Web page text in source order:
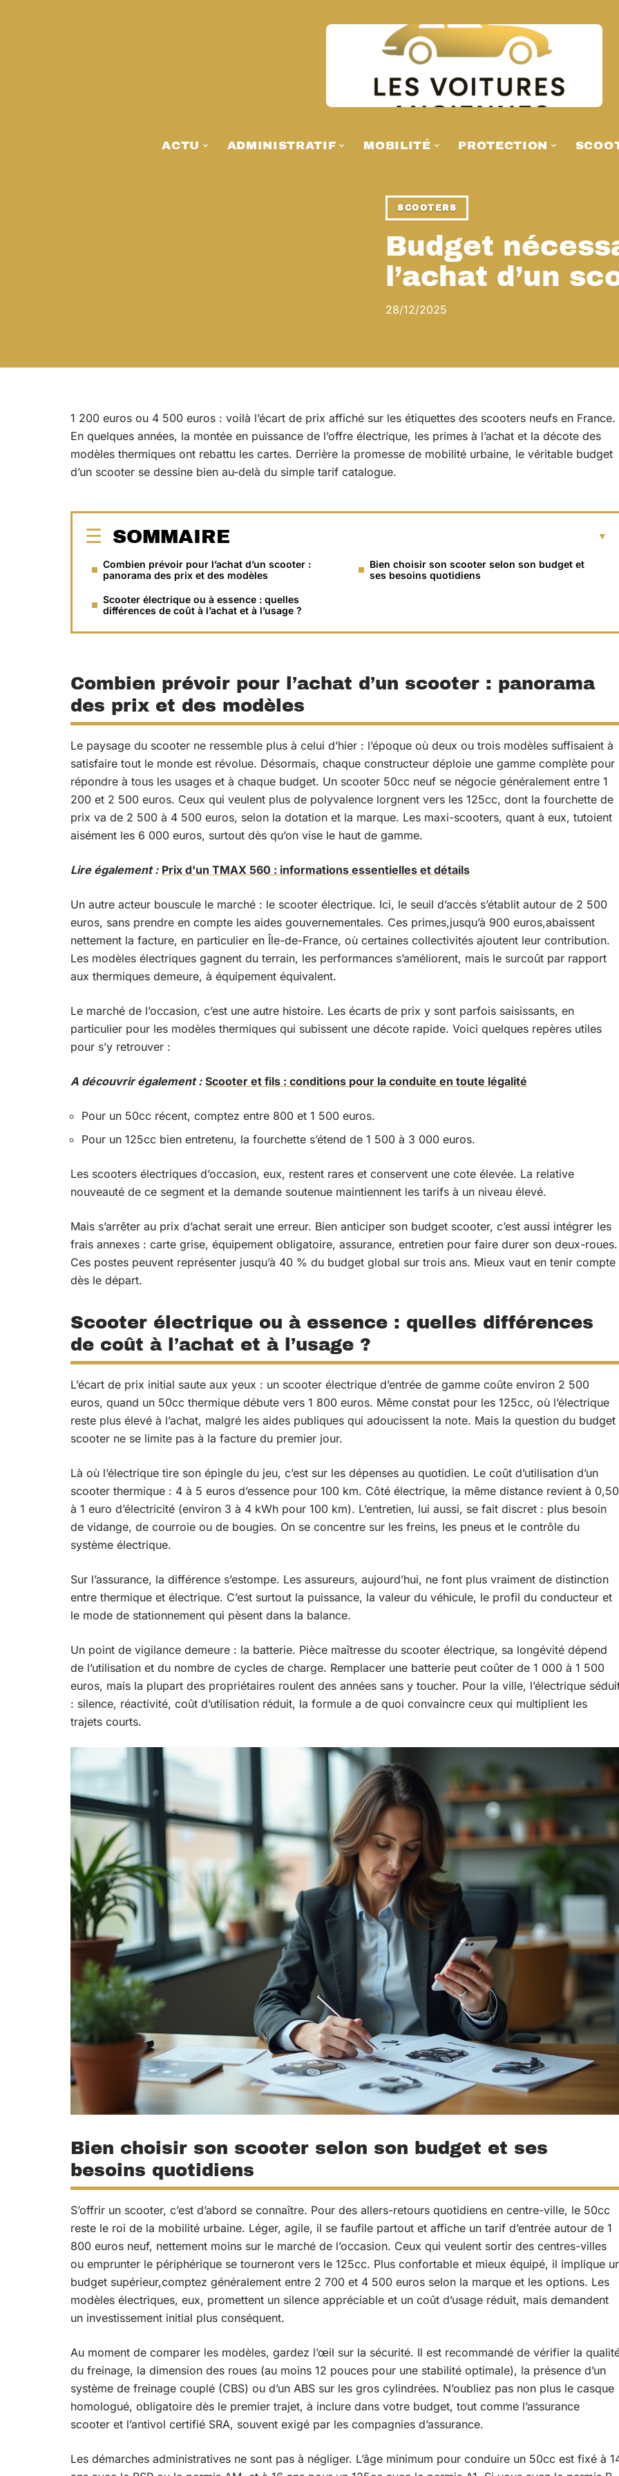
ACTU ADMINISTRATIF MOBILITÉ PROTECTION
SCOOTERS
Budget
l’achat d’un
28/12/2025
1 200 euros ou 4 500 euros : voilà l’écart de prix affiché sur les étiquettes des scooters neufs en France.
En quelques années, la montée en puissance de l’offre électrique, les primes à l’achat et la décote des
modèles thermiques ont rebattu les cartes. Derrière la promesse de mobilité urbaine, le véritable budget
d’un scooter se dessine bien au-delà du simple tarif catalogue.
SOMMAIRE
Combien prévoir pour l’achat d’un scooter :
panorama des prix et des modèles
Scooter électrique ou à essence : quelles
différences de coût à l’achat et à l’usage ?
Bien choisir son scooter selon son budget et
ses besoins quotidiens
Combien prévoir pour l’achat d’un scooter : panorama
des prix et des modèles
Le paysage du scooter ne ressemble plus à celui d’hier : l’époque où deux ou trois modèles suffisaient à
satisfaire tout le monde est révolue. Désormais, chaque constructeur déploie une gamme complète pour
répondre à tous les usages et à chaque budget. Un scooter 50cc neuf se négocie généralement entre 1
200 et 2 500 euros. Ceux qui veulent plus de polyvalence lorgnent vers les 125cc, dont la fourchette de
prix va de 2 500 à 4 500 euros, selon la dotation et la marque. Les maxi-scooters, quant à eux, tutoient
aisément les 6 000 euros, surtout dès qu’on vise le haut de gamme.
Lire également : Prix d'un TMAX 560 : informations essentielles et détails
Un autre acteur bouscule le marché : le scooter électrique. Ici, le seuil d’accès s’établit autour de 2 500
euros, sans prendre en compte les aides gouvernementales. Ces primes,jusqu’à 900 euros,abaissent
nettement la facture, en particulier en Île-de-France, où certaines collectivités ajoutent leur contribution.
Les modèles électriques gagnent du terrain, les performances s’améliorent, mais le surcoût par rapport
aux thermiques demeure, à équipement équivalent.
Le marché de l’occasion, c’est une autre histoire. Les écarts de prix y sont parfois saisissants, en
particulier pour les modèles thermiques qui subissent une décote rapide. Voici quelques repères utiles
pour s’y retrouver :
A découvrir également : Scooter et fils : conditions pour la conduite en toute légalité
Pour un 50cc récent, comptez entre 800 et 1 500 euros.
Pour un 125cc bien entretenu, la fourchette s’étend de 1 500 à 3 000 euros.
Les scooters électriques d’occasion, eux, restent rares et conservent une cote élevée. La relative
nouveauté de ce segment et la demande soutenue maintiennent les tarifs à un niveau élevé.
Mais s’arrêter au prix d’achat serait une erreur. Bien anticiper son budget scooter, c’est aussi intégrer les
frais annexes : carte grise, équipement obligatoire, assurance, entretien pour faire durer son deux-roues.
Ces postes peuvent représenter jusqu’à 40 % du budget global sur trois ans. Mieux vaut en tenir compte
dès le départ.
Scooter électrique ou à essence : quelles différences
de coût à l’achat et à l’usage ?
L’écart de prix initial saute aux yeux : un scooter électrique d’entrée de gamme coûte environ 2 500
euros, quand un 50cc thermique débute vers 1 800 euros. Même constat pour les 125cc, où l’électrique
reste plus élevé à l’achat, malgré les aides publiques qui adoucissent la note. Mais la question du budget
scooter ne se limite pas à la facture du premier jour.
Là où l’électrique tire son épingle du jeu, c’est sur les dépenses au quotidien. Le coût d’utilisation d’un
scooter thermique : 4 à 5 euros d’essence pour 100 km. Côté électrique, la même distance revient à 0,50
à 1 euro d’électricité (environ 3 à 4 kWh pour 100 km). L’entretien, lui aussi, se fait discret : plus besoin
de vidange, de courroie ou de bougies. On se concentre sur les freins, les pneus et le contrôle du
système électrique.
Sur l’assurance, la différence s’estompe. Les assureurs, aujourd’hui, ne font plus vraiment de distinction
entre thermique et électrique. C’est surtout la puissance, la valeur du véhicule, le profil du conducteur et
le mode de stationnement qui pèsent dans la balance.
Un point de vigilance demeure : la batterie. Pièce maîtresse du scooter électrique, sa longévité dépend
de l’utilisation et du nombre de cycles de charge. Remplacer une batterie peut coûter de 1 000 à 1 500
euros, mais la plupart des propriétaires roulent des années sans y toucher. Pour la ville, l’électrique
: silence, réactivité, coût d’utilisation réduit, la formule a de quoi convaincre ceux qui multiplient les
trajets courts.
Bien choisir son scooter selon son budget et ses
besoins quotidiens
S’offrir un scooter, c’est d’abord se connaître. Pour des allers-retours quotidiens en centre-ville, le 50cc
reste le roi de la mobilité urbaine. Léger, agile, il se faufile partout et affiche un tarif d’entrée autour de 1
800 euros neuf, nettement moins sur le marché de l’occasion. Ceux qui veulent sortir des centres-villes
ou emprunter le périphérique se tourneront vers le 125cc. Plus confortable et mieux équipé, il implique
budget supérieur,comptez généralement entre 2 700 et 4 500 euros selon la marque et les options. Les
modèles électriques, eux, promettent un silence appréciable et un coût d’usage réduit, mais demandent
un investissement initial plus conséquent.
Au moment de comparer les modèles, gardez l’œil sur la sécurité. Il est recommandé de vérifier la
du freinage, la dimension des roues (au moins 12 pouces pour une stabilité optimale), la présence d’un
système de freinage couplé (CBS) ou d’un ABS sur les gros cylindrées. N’oubliez pas non plus le casque
homologué, obligatoire dès le premier trajet, à inclure dans votre budget, tout comme l’assurance
scooter et l’antivol certifié SRA, souvent exigé par les compagnies d’assurance.
Les démarches administratives ne sont pas à négliger. L’âge minimum pour conduire un 50cc est fixé à